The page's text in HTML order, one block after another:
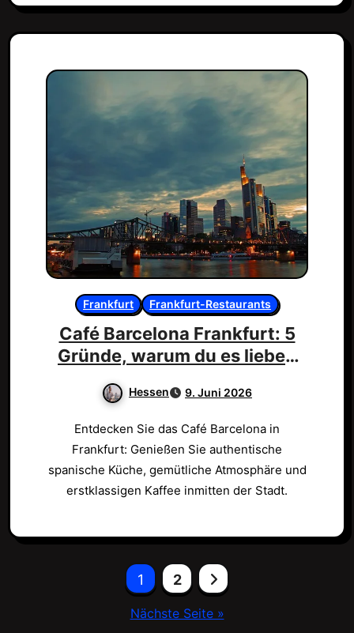
Frankfurt Frankfurt-Restaurants
Café Barcelona Frankfurt: 5
Gründe, warum du es lieben
Hessen 9. Juni 2026
Entdecken Sie das Café Barcelona in
Frankfurt: Genießen Sie authentische
spanische Küche, gemütliche Atmosphäre und
erstklassigen Kaffee inmitten der Stadt.
Seitennummerierung
1 2
Nächste Seite »